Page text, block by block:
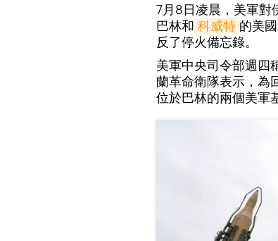
7月8日凌晨，美軍對
巴林和 科威特 的美
反了停火備忘錄。
美軍中央司令部週四
蘭革命衛隊表示，為
位於巴林的兩個美軍